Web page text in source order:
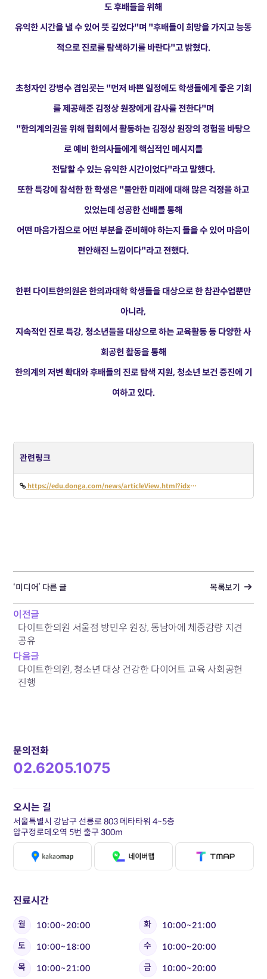
도 후배들을 위해
유익한 시간을 낼 수 있어 뜻 깊었다"며 "후배들이 희망을 가지고 능동
적으로 진로를 탐색하기를 바란다"고 밝혔다.
초청자인 강병수 겸임굣는 "먼저 바쁜 일정에도 학생들에게 좋은 기회
를 제공해준 김정상 원장에게 감사를 전한다"며
"한의계의권을 위해 협회에서 활동하는 김정상 원장의 경험을 바탕으
로 예비 한의사들에게 핵심적인 메시지를
전달할 수 있는 유익한 시간이었다"라고 말했다.
또한 특강에 참석한 한 학생은 "불안한 미래에 대해 많은 걱정을 하고
있었는데 성공한 선배를 통해
어떤 마음가짐으로 어떤 부분을 준비해야 하는지 들을 수 있어 마음이
편안해진 느낌이다"라고 전했다.
한편 다이트한의원은 한의과대학 학생들을 대상으로 한 참관수업뿐만
아니라,
지속적인 진로 특강, 청소년들을 대상으로 하는 교육활동 등 다양한 사
회공헌 활동을 통해
한의계의 저변 확대와 후배들의 진로 탐색 지원, 청소년 보건 증진에 기
여하고 있다.
관련링크
https://edu.donga.com/news/articleView.html?idxno=78998
‘미디어’ 다른 글 목록보기
이전글
다이트한의원 서울점 방민우 원장, 동남아에 체중감량 지견
공유
다음글
다이트한의원, 청소년 대상 건강한 다이어트 교육 사회공헌
진행
문의전화
02.6205.1075
진료시간
월 10:00~20:00 화
10:00~21:00
토
10:00~18:00 수
10:00~20:00
목
10:00~21:00 금 10:00~20:00
오시는 길
서울특별시 강남구 선릉로 803 메타타워 4~5층
압구정로데오역 5번 출구 300m